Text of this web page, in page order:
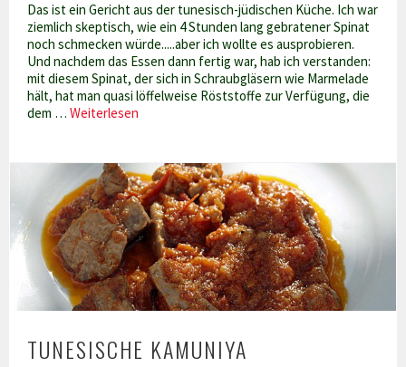
Das ist ein Gericht aus der tunesisch-jüdischen Küche. Ich war
ziemlich skeptisch, wie ein 4 Stunden lang gebratener Spinat
noch schmecken würde.....aber ich wollte es ausprobieren.
Und nachdem das Essen dann fertig war, hab ich verstanden:
mit diesem Spinat, der sich in Schraubgläsern wie Marmelade
hält, hat man quasi löffelweise Röststoffe zur Verfügung, die
dem …Weiterlesen
tunesisches
Ragout
mit
gebratenem
Spinat
TUNESISCHE KAMUNIYA